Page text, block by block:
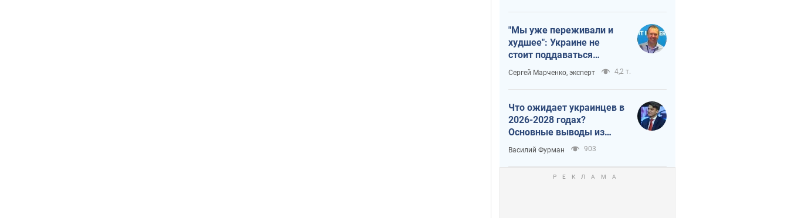
"Мы уже переживали и
худшее": Украине не
стоит поддаваться
отчаянию из-за
ракетного террора
Сергей Марченко, эксперт 4,2 т.
Что ожидает украинцев в
2026-2028 годах?
Основные выводы из
новых прогнозов от НБУ
Василий Фурман 903